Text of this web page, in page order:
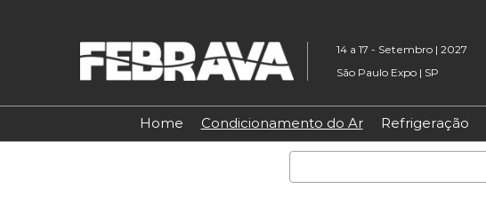
o
conteúdo
14 a 17 - Setembro | 2027
São Paulo Expo | SP
Home Condicionamento do Ar Refrigeração